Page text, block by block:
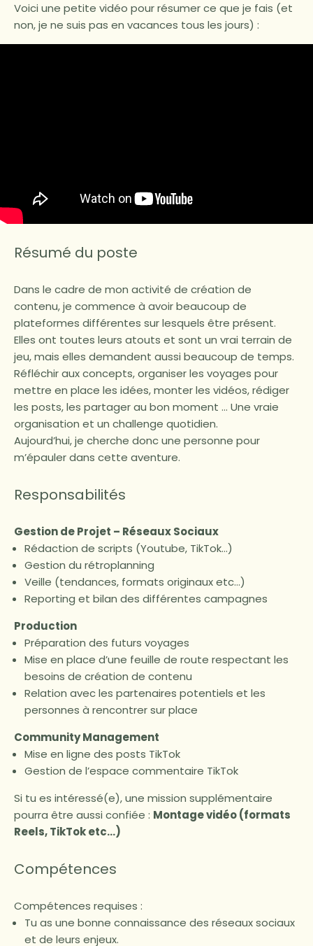
Voici une petite vidéo pour résumer ce que je fais (et
non, je ne suis pas en vacances tous les jours) :
Résumé du poste
Dans le cadre de mon activité de création de
contenu, je commence à avoir beaucoup de
plateformes différentes sur lesquels être présent.
Elles ont toutes leurs atouts et sont un vrai terrain de
jeu, mais elles demandent aussi beaucoup de temps.
Réfléchir aux concepts, organiser les voyages pour
mettre en place les idées, monter les vidéos, rédiger
les posts, les partager au bon moment … Une vraie
organisation et un challenge quotidien.
Aujourd’hui, je cherche donc une personne pour
m’épauler dans cette aventure.
Responsabilités
Gestion de Projet – Réseaux Sociaux
Rédaction de scripts (Youtube, TikTok…)
Gestion du rétroplanning
Veille (tendances, formats originaux etc…)
Reporting et bilan des différentes campagnes
Production
Préparation des futurs voyages
Mise en place d’une feuille de route respectant les
besoins de création de contenu
Relation avec les partenaires potentiels et les
personnes à rencontrer sur place
Community Management
Mise en ligne des posts TikTok
Gestion de l’espace commentaire TikTok
Si tu es intéressé(e), une mission supplémentaire
pourra être aussi confiée : Montage vidéo (formats
Reels, TikTok etc…)
Compétences
Compétences requises :
Tu as une bonne connaissance des réseaux sociaux
et de leurs enjeux.